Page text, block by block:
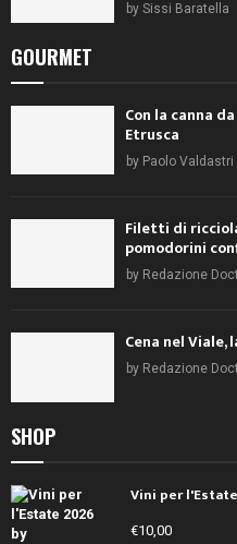
by Sissi Baratella
GOURMET
Con la canna
Etrusca
by Paolo Valdastri
Filetti di
pomodorini
by Redazione
Cena nel
by Redazione
SHOP
Vini per
€10,00